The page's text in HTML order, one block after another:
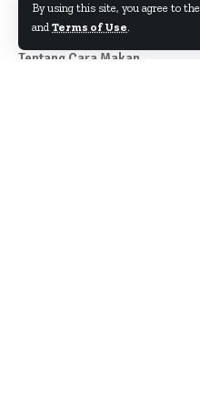
By using this site, you agree to the
and Terms of Use.
Tentang Cara Makan